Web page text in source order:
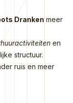
Dranken meer
en
structuur.
ruis en meer